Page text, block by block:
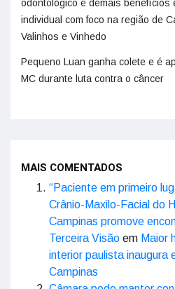
odontológico e demais
individual com foco na região de
Valinhos e Vinhedo
Pequeno Luan ganha colete e é
MC durante luta contra o câncer
MAIS COMENTADOS
“Paciente em primeiro
Crânio-Maxilo-Facial do
Campinas promove
Terceira Visão em Maior
interior paulista inaugura
Campinas